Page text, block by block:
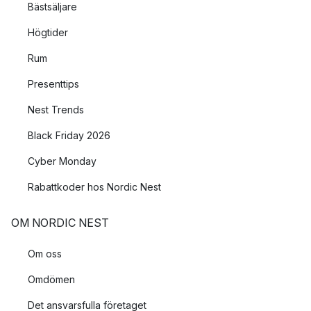
Bästsäljare
Högtider
Rum
Presenttips
Nest Trends
Black Friday 2026
Cyber Monday
Rabattkoder hos Nordic Nest
OM NORDIC NEST
Om oss
Omdömen
Det ansvarsfulla företaget